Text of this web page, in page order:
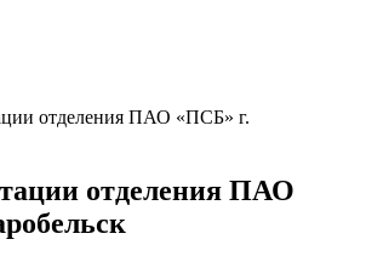
отделения ПАО «ПСБ» г.
отделения ПАО